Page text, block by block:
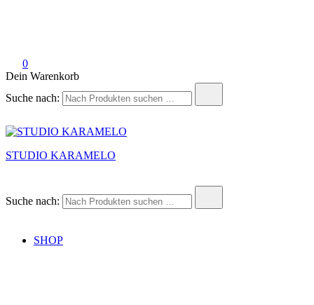
0
Dein Warenkorb
Suche nach:
STUDIO KARAMELO
Suche nach:
SHOP